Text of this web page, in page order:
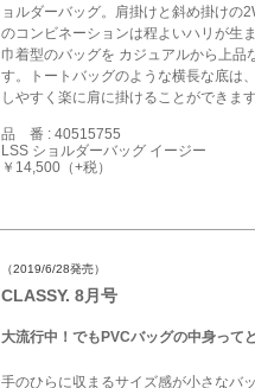
ョルダーバッグ。肩掛けと斜め掛けの
のコンビネーションは程よいハリが生
巾着型のバッグを カジュアルから上品
す。トートバッグのような横長な底は
しやすく楽に肩に掛けることができます
品 番 : 40515755
LSS ショルダーバッグ イージー
￥14,500（+税）
（2019/6/28発売）
CLASSY. 8月号
大流行中！でもPVCバッグの中身って
手のひらに収まるサイズ感が小さなバ